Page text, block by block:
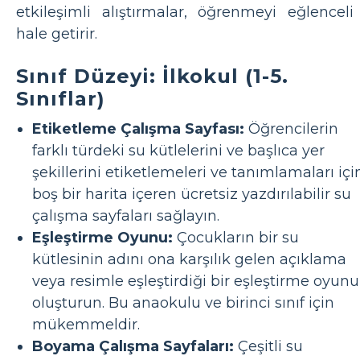
etkileşimli alıştırmalar, öğrenmeyi eğlenceli
hale getirir.
Sınıf Düzeyi: İlkokul (1-5.
Sınıflar)
Etiketleme Çalışma Sayfası: Öğrencilerin
farklı türdeki su kütlelerini ve başlıca yer
şekillerini etiketlemeleri ve tanımlamaları
boş bir harita içeren ücretsiz yazdırılabilir su
çalışma sayfaları sağlayın.
Eşleştirme Oyunu: Çocukların bir su
kütlesinin adını ona karşılık gelen açıklama
veya resimle eşleştirdiği bir eşleştirme oyunu
oluşturun. Bu anaokulu ve birinci sınıf için
mükemmeldir.
Boyama Çalışma Sayfaları: Çeşitli su